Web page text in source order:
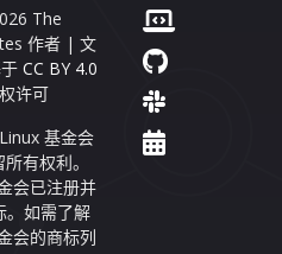
The
作者 | 文
CC BY 4.0
许可
基金会
有权利。
会已注册并
。如需了解
会的商标列